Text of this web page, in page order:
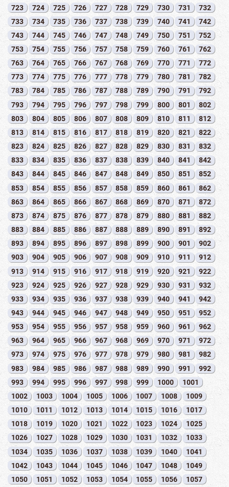
723 724 725 726 727 728 729 730 731
732
733
734 735 736 737 738 739 740 741
742
743
744 745 746 747 748 749 750 751
752
753
754 755 756 757 758 759 760 761
762
763
764 765 766 767 768 769 770 771
772
773
774 775 776 777 778 779 780 781
782
783
784 785 786 787 788 789 790 791
792
793
794 795 796 797 798 799 800 801
802
803
804 805 806 807 808 809 810 811
812
813
814 815 816 817 818 819 820 821
822
823
824 825 826 827 828 829 830 831
832
833
834 835 836 837 838 839 840 841
842
843
844 845 846 847 848 849 850 851
852
853
854 855 856 857 858 859 860 861
862
863
864 865 866 867 868 869 870 871
872
873
874 875 876 877 878 879 880 881
882
883
884 885 886 887 888 889 890 891
892
893
894 895 896 897 898 899 900 901
902
903
904 905 906 907 908 909 910 911
912
913
914 915 916 917 918 919 920 921
922
923
924 925 926 927 928 929 930 931
932
933
934 935 936 937 938 939 940 941
942
943
944 945 946 947 948 949 950 951
952
953
954 955 956 957 958 959 960 961
962
963
964 965 966 967 968 969 970 971
972
973
974 975 976 977 978 979 980 981
982
983
984 985 986 987 988 989 990 991
992
993
994 995 996 997 998 999 1000
1001
1002
1003 1004 1005 1006 1007 1008
1009
1010
1011 1012 1013 1014 1015 1016
1017
1018
1019 1020 1021 1022 1023 1024
1025
1026
1027 1028 1029 1030 1031 1032
1033
1034
1035 1036 1037 1038 1039 1040
1041
1042
1043 1044 1045 1046 1047 1048
1049
1050
1051 1052 1053 1054 1055 1056
1057